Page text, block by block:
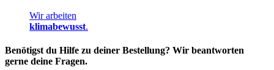
Wir arbeiten
klimabewusst.
Benötigst du Hilfe zu deiner Bestellung? Wir beantworten
gerne deine Fragen.